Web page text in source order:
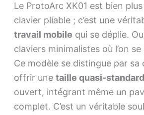
Le ProtoArc XK01 est bien plus
clavier pliable ; c’est une
travail mobile qui se déplie.
claviers minimalistes où l’on se
Ce modèle se distingue par sa
offrir une taille quasi-standard
ouvert, intégrant même un
complet. C’est un véritable